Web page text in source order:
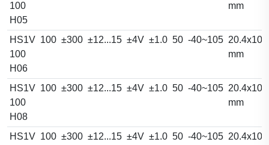
100
H05
mm
HS1V
100
H06
100 ±300 ±12...15 ±4V ±1.0 50 -40~105
mm
HS1V
100
H08
100 ±300 ±12...15 ±4V ±1.0 50 -40~105
mm
HS1V 100 ±300 ±12...15 ±4V ±1.0 50 -40~105